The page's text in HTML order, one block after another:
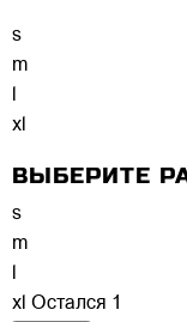
s
m
l
xl
ВЫБЕРИТЕ
s
m
xl Остался 1